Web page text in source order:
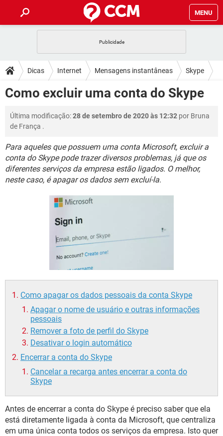
MENU
CELULAR FACEBOOK
OUTLOOK EXCEL
GUIA DE COMPRAS
DICAS
JOGOS
CELULAR FACEBOOK
OUTLOOK EXCEL
GUIA DE COMPRAS
DOWNLOADS
CELULAR
INSTAGRAM GMAIL
GUIA DE COMPRAS
FÓRUM
CELULAR FACEBOOK
OUTLOOK EXCEL
INSTAGRAM GMAIL
GUIA DE COMPRAS
JOGOS WHATSAPP
FACEBOOK
GUIA DE COMPRAS
Dicas Internet Mensagens instantâneas Skype
Como excluir uma conta do Skype
Última modificação:28 de setembro de 2020 às 12:32 por Bruna
de França .
Para aqueles que possuem uma conta Microsoft, excluir a
conta do Skype pode trazer diversos problemas, já que os
diferentes serviços da empresa estão ligados. O melhor,
neste caso, é apagar os dados sem excluí-la.
Como apagar os dados pessoais da conta Skype
Apagar o nome de usuário e outras informações
pessoais
Remover a foto de perfil do Skype
Desativar o login automático
Encerrar a conta do Skype
Cancelar a recarga antes encerrar a conta do
Skype
Antes de encerrar a conta do Skype é preciso saber que ela
está diretamente ligada à conta da Microsoft, que centraliza
em uma única conta todos os serviços da empresa. Isto quer